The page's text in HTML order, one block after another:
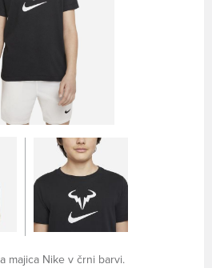
majica Nike v črni barvi.